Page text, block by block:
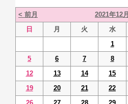
< 前月 2021年12月
日
月 火 水
1
5
6 7 8
12
13 14 15
19
20 21 22